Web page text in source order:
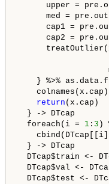
upper =
med =
cap1 =
cap2 =
treatOutlier(x
lower =
med = med,
} %>%
colnames(x.cap)
return (x.cap)
} -> DTcap
foreach(i = 1 : 3 )
} -> DTcap
DTcap$train <-
DTcap$val <-
DTcap$test <-